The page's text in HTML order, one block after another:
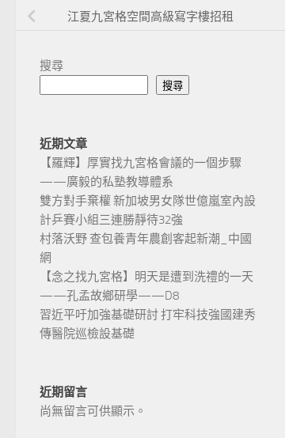
江夏九宮格空間高級寫字樓招租
搜尋
搜尋
近期文章
【羅輝】厚實找九宮格會議的一個步驟
——廣毅的私塾教導體系
雙方對手棄權 新加坡男女隊世億嵐室內設
計乒賽小組三連勝靜待32強
村落沃野 查包養青年農創客起新潮_中國
網
【念之找九宮格】明天是遭到洗禮的一天
——孔孟故鄉研學——D8
習近平吁加強基礎研討 打牢科技強國建秀
傳醫院巡檢設基礎
近期留言
尚無留言可供顯示。